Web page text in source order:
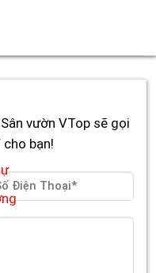
vườn VTop sẽ gọi
cho bạn!